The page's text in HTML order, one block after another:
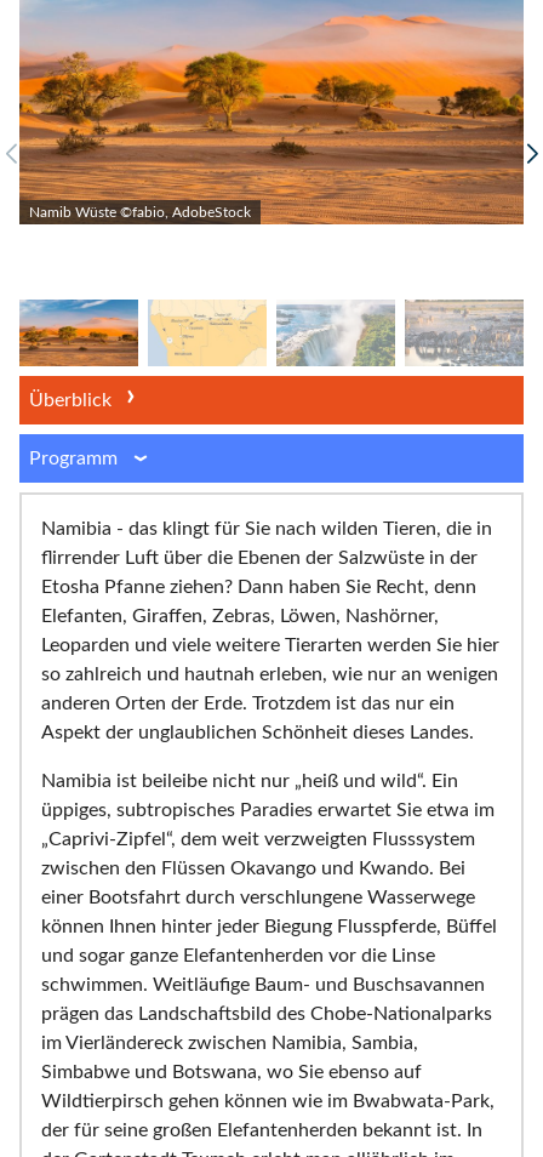
Namib Wüste ©fabio, AdobeStock
Überblick
Programm
Namibia - das klingt für Sie nach wilden Tieren, die in
flirrender Luft über die Ebenen der Salzwüste in der
Etosha Pfanne ziehen? Dann haben Sie Recht, denn
Elefanten, Giraffen, Zebras, Löwen, Nashörner,
Leoparden und viele weitere Tierarten werden Sie hier
so zahlreich und hautnah erleben, wie nur an wenigen
anderen Orten der Erde. Trotzdem ist das nur ein
Aspekt der unglaublichen Schönheit dieses Landes.
Namibia ist beileibe nicht nur „heiß und wild“. Ein
üppiges, subtropisches Paradies erwartet Sie etwa im
„Caprivi-Zipfel“, dem weit verzweigten Flusssystem
zwischen den Flüssen Okavango und Kwando. Bei
einer Bootsfahrt durch verschlungene Wasserwege
können Ihnen hinter jeder Biegung Flusspferde, Büffel
und sogar ganze Elefantenherden vor die Linse
schwimmen. Weitläufige Baum- und Buschsavannen
prägen das Landschaftsbild des Chobe-Nationalparks
im Vierländereck zwischen Namibia, Sambia,
Simbabwe und Botswana, wo Sie ebenso auf
Wildtierpirsch gehen können wie im Bwabwata-Park,
der für seine großen Elefantenherden bekannt ist. In